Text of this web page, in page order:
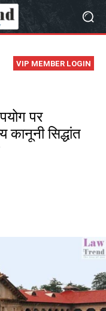
VIP MEMBER LOGIN
पर
सिद्धांत